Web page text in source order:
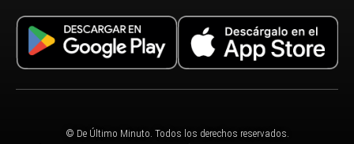
© De Último Minuto. Todos los derechos reservados.